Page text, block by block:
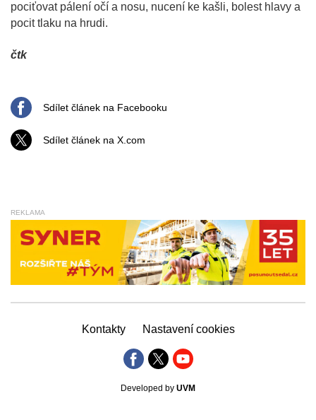
pociťovat pálení očí a nosu, nucení ke kašli, bolest hlavy a
pocit tlaku na hrudi.
čtk
Sdílet článek na Facebooku
Sdílet článek na X.com
REKLAMA
Kontakty Nastavení cookies
Developed by UVM